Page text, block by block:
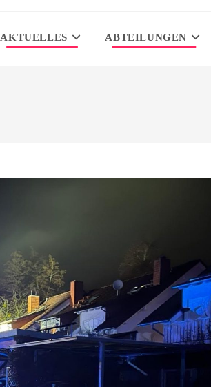
AKTUELLES ABTEILUNGEN